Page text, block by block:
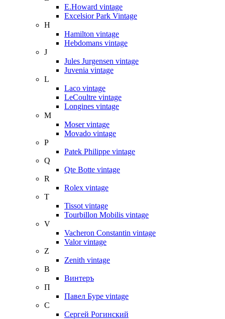
E.Howard vintage
Excelsior Park Vintage
H
Hamilton vintage
Hebdomans vintage
J
Jules Jurgensen vintage
Juvenia vintage
L
Laco vintage
LeCoultre vintage
Longines vintage
M
Moser vintage
Movado vintage
P
Patek Philippe vintage
Q
Qte Botte vintage
R
Rolex vintage
T
Tissot vintage
Tourbillon Mobilis vintage
V
Vacheron Constantin vintage
Valor vintage
Z
Zenith vintage
В
Винтеръ
П
Павел Буре vintage
С
Сергей Рогинский